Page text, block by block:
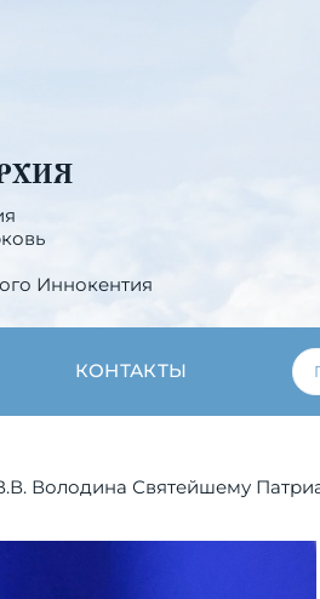
Иннокентия
КОНТАКТЫ
Володина Святейшему